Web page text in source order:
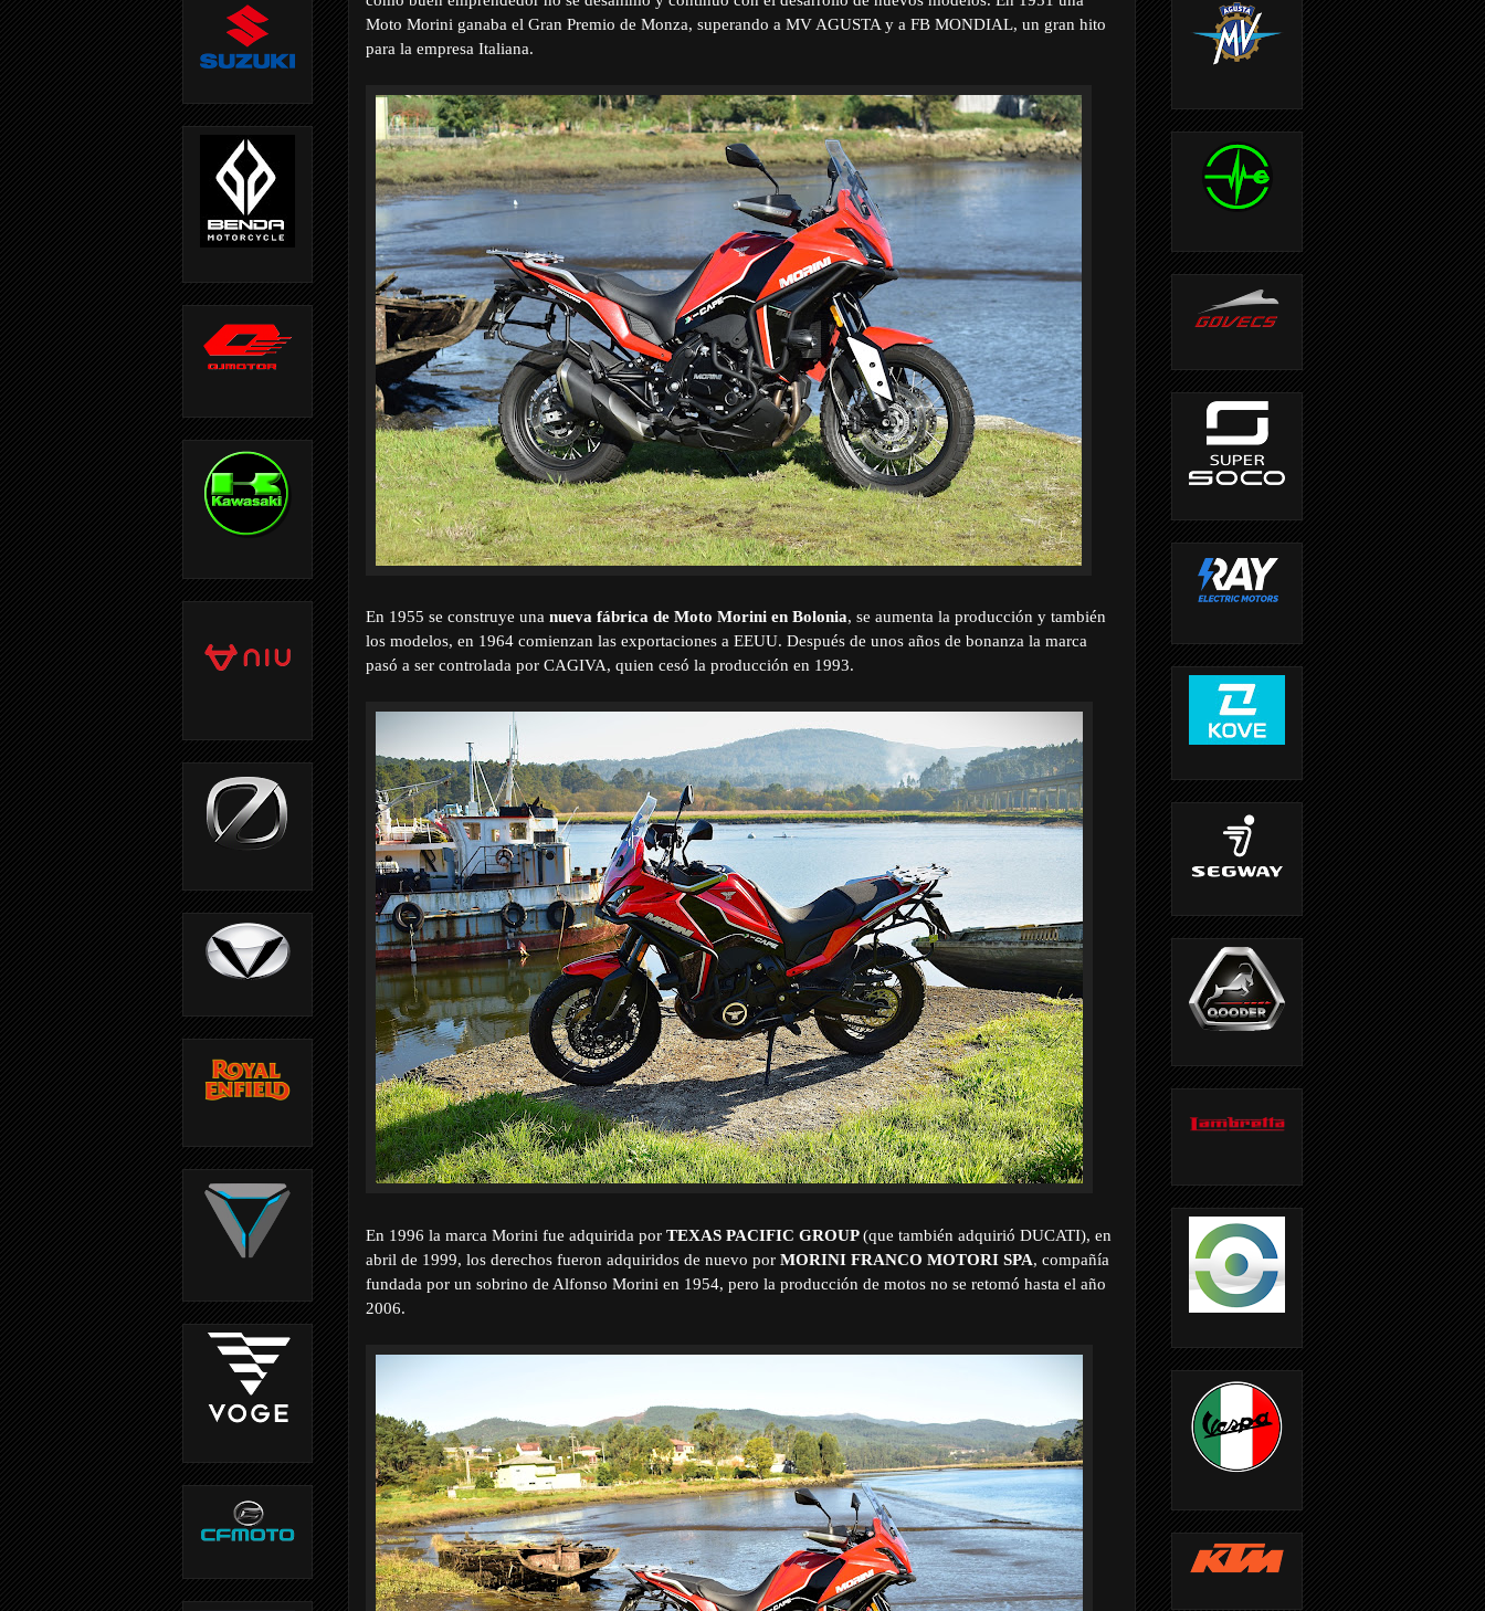
Moto Morini ganaba el Gran Premio de Monza, superando a MV AGUSTA y a FB MONDIAL, un gran hito
para la empresa Italiana.
En 1955 se construye una nueva fábrica de Moto Morini en Bolonia, se aumenta la producción y también
los modelos, en 1964 comienzan las exportaciones a EEUU. Después de unos años de bonanza la marca
pasó a ser controlada por CAGIVA, quien cesó la producción en 1993.
En 1996 la marca Morini fue adquirida por TEXAS PACIFIC GROUP(que también adquirió DUCATI), en
abril de 1999, los derechos fueron adquiridos de nuevo por MORINI FRANCO MOTORI SPA, compañía
fundada por un sobrino de Alfonso Morini en 1954, pero la producción de motos no se retomó hasta el año
2006.